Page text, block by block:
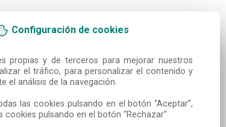
Configuración de cookies
propias y de terceros para mejorar nuestros
el tráfico, para personalizar el contenido y
el análisis de la navegación.
las cookies pulsando en el botón “Aceptar”,
cookies pulsando en el botón “Rechazar”